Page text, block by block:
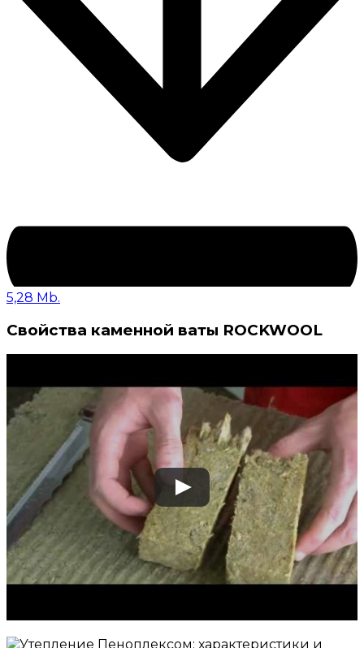
5,28 Mb.
Свойства каменной ваты ROCKWOOL